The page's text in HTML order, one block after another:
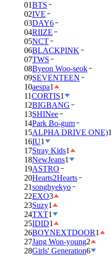
01BTS
02IVE
03DAY6
04RIIZE
05NCT
06BLACKPINK
07TWS
08Byeon Woo-seok
09SEVENTEEN
10aespa1
11CORTIS1
12BIGBANG
13SHINee
14Park Bo-gum
15ALPHA DRIVE ONE)1
16IU1
17Stray Kids1
18NewJeans1
19ASTRO
20Hearts2Hearts
21songhyekyo
22EXO3
23Suzy1
24TXT1
25IDID1
26BOYNEXTDOOR1
27Jang Won-young2
28Girls' Generation6